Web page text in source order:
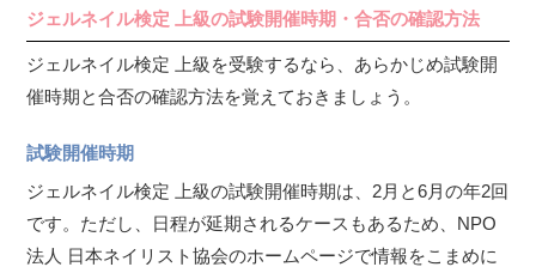
ジェルネイル検定 上級の試験開催時期・合否の確認方法
ジェルネイル検定 上級を受験するなら、あらかじめ試験開
催時期と合否の確認方法を覚えておきましょう。
試験開催時期
ジェルネイル検定 上級の試験開催時期は、2月と6月の年2回
です。ただし、日程が延期されるケースもあるため、NPO
法人 日本ネイリスト協会のホームページで情報をこまめに